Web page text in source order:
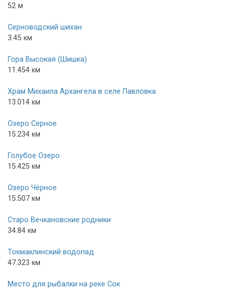
52 м
Серноводский шихан
3.45 км
Гора Высокая (Шишка)
11.454 км
Храм Михаила Архангела в селе Павловка
13.014 км
Озеро Серное
15.234 км
Голубое Озеро
15.425 км
Озеро Чёрное
15.507 км
Старо Вечкановские родники
34.84 км
Токмаклинский водопад
47.323 км
Место для рыбалки на реке Сок